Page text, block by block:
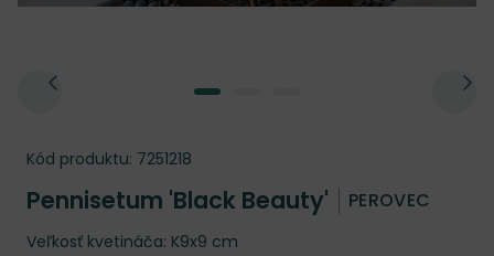
Kód produktu: 7251218
Pennisetum 'Black Beauty' PEROVEC
Veľkosť kvetináča: K9x9 cm